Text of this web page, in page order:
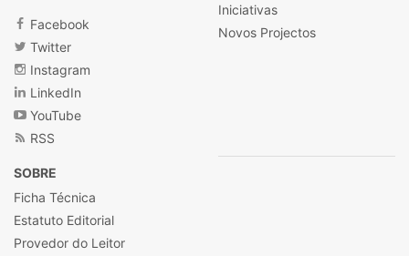
Facebook
Twitter
Instagram
LinkedIn
YouTube
RSS
Iniciativas
Novos Projectos
SOBRE
Ficha Técnica
Estatuto Editorial
Provedor do Leitor